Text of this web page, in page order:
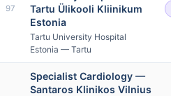
97
Tartu Ülikooli Kliinikum
Estonia
Tartu University Hospital
Estonia — Tartu
Specialist Cardiology —
Santaros Klinikos Vilnius